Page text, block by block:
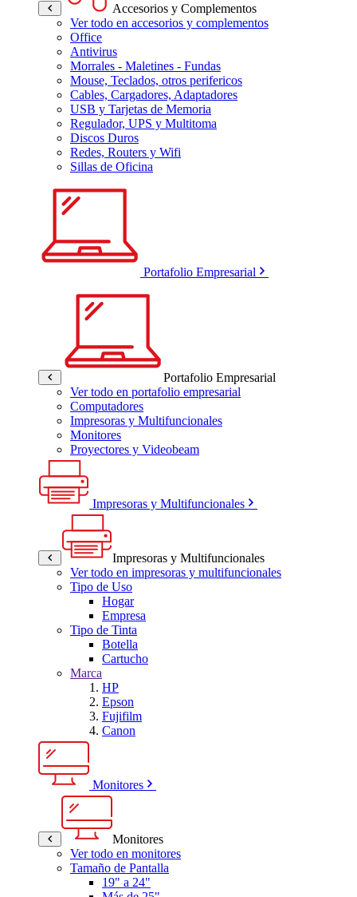
Accesorios y Complementos
Ver todo en accesorios y complementos
Office
Antivirus
Morrales - Maletines - Fundas
Mouse, Teclados, otros perifericos
Cables, Cargadores, Adaptadores
USB y Tarjetas de Memoria
Regulador, UPS y Multitoma
Discos Duros
Redes, Routers y Wifi
Sillas de Oficina
Portafolio Empresarial
Portafolio Empresarial
Ver todo en portafolio empresarial
Computadores
Impresoras y Multifuncionales
Monitores
Proyectores y Videobeam
Impresoras y Multifuncionales
Impresoras y Multifuncionales
Ver todo en impresoras y multifuncionales
Tipo de Uso
Hogar
Empresa
Tipo de Tinta
Botella
Cartucho
Marca
HP
Epson
Fujifilm
Canon
Monitores
Monitores
Ver todo en monitores
Tamaño de Pantalla
19" a 24"